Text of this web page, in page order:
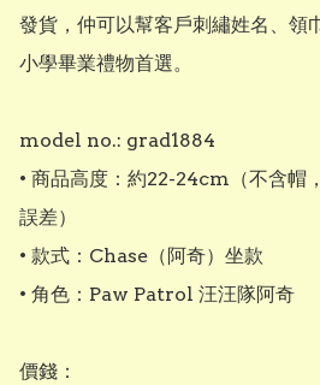
發貨，仲可以幫客戶刺繡姓名、領
小學畢業禮物首選。
model no.: grad1884
• 商品高度：約22-24cm（不含帽
誤差）
• 款式：Chase（阿奇）坐款
• 角色：Paw Patrol 汪汪隊阿奇
價錢：